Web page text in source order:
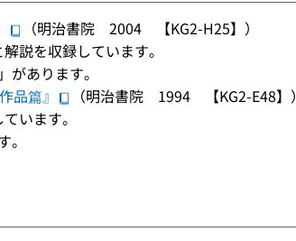
（明治書院 2004 【KG2-H25】）
説を収録しています。
あります。
品篇』
（明治書院 1994 【KG2-E48】）
います。